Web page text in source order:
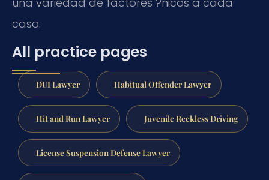
caso.
All practice pages
DUI Lawyer Habitual Offender Lawyer
Hit and Run Lawyer Juvenile Reckless Driving
License Suspension Defense Lawyer